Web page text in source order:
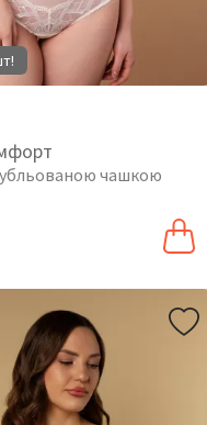
чашкою